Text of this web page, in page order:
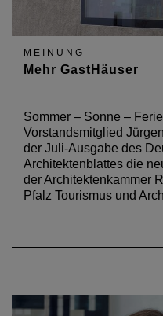
MEINUNG
Mehr GastHäuser
Sommer – Sonne –
Vorstandsmitglied
der Juli-Ausgabe des
Architektenblattes die
der Architektenkammer
Pfalz Tourismus und